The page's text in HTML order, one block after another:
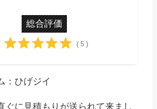
総合評価
( 5 )
：ひげジイ
ぐに見積もりが送られて来まし